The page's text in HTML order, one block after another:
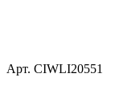
Арт. CIWLI20551